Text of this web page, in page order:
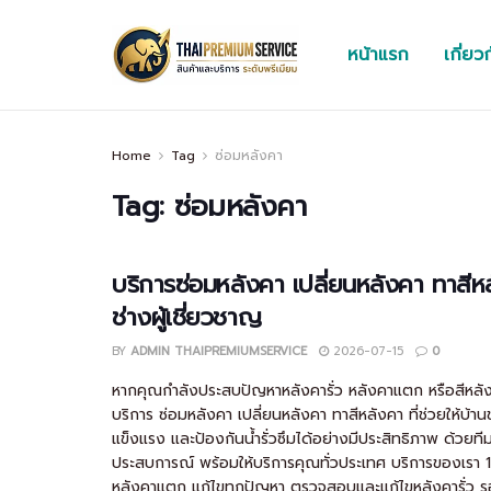
หน้าแรก เกี่ยว
Home Tag ซ่อมหลังคา
Tag: ซ่อมหลังคา
บริการซ่อมหลังคา เปลี่ยนหลังคา ทาสี
ช่างผู้เชี่ยวชาญ
BY ADMIN THAIPREMIUMSERVICE 2026-07-15 0
หากคุณกำลังประสบปัญหาหลังคารั่ว หลังคาแตก หรือสีหลั
บริการ ซ่อมหลังคา เปลี่ยนหลังคา ทาสีหลังคา ที่ช่วยให้บ้
แข็งแรง และป้องกันน้ำรั่วซึมได้อย่างมีประสิทธิภาพ ด้วย
ประสบการณ์ พร้อมให้บริการคุณทั่วประเทศ บริการของเรา